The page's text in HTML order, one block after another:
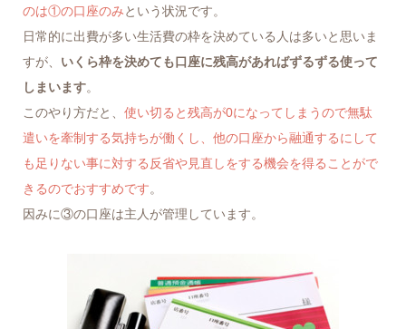
のは①の口座のみという状況です。
日常的に出費が多い生活費の枠を決めている人は多いと思いま
すが、 いくら枠を決めても口座に残高があればずるずる使って
しまいます。
このやり方だと、 使い切ると残高が0になってしまうので無駄
遣いを牽制する気持ちが働くし、他の口座から融通するにして
も足りない事に対する反省や見直しをする機会を得ることがで
きるのでおすすめです。
因みに③の口座は主人が管理しています。